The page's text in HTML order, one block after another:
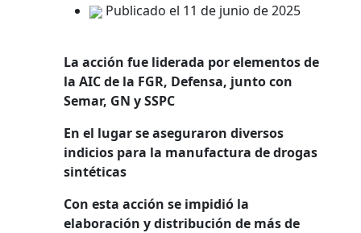
Publicado el 11 de junio de 2025
La acción fue liderada por elementos de
la AIC de la FGR, Defensa, junto con
Semar, GN y SSPC
En el lugar se aseguraron diversos
indicios para la manufactura de drogas
sintéticas
Con esta acción se impidió la
elaboración y distribución de más de